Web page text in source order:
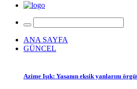
ANA SAYFA
GÜNCEL
Azime Işık: Yasanın eksik yanlarını